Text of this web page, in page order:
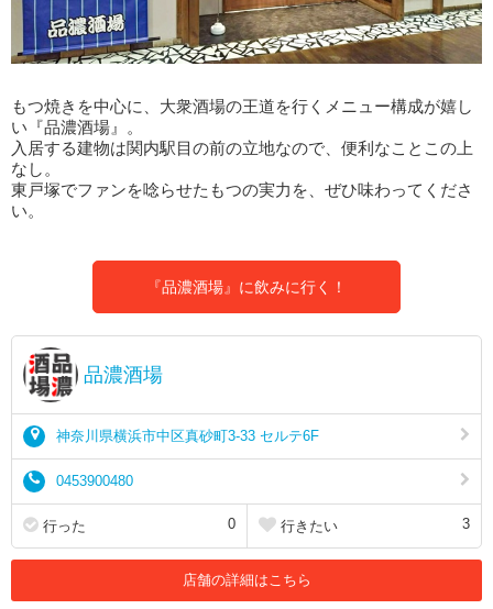
もつ焼きを中心に、大衆酒場の王道を行くメニュー構成が嬉し
い『品濃酒場』。
入居する建物は関内駅目の前の立地なので、便利なことこの上
なし。
東戸塚でファンを唸らせたもつの実力を、ぜひ味わってくださ
い。
『品濃酒場』に飲みに行く！
品濃酒場
神奈川県横浜市中区真砂町3-33 セルテ6F
0453900480
行った 0 行きたい 3
店舗の詳細はこちら